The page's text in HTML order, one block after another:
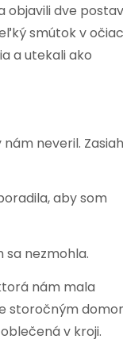
objavili dve
smútok v
a utekali ako
neveril.
aby som
sa nezmohla.
nám mala
storočným
v kroji.